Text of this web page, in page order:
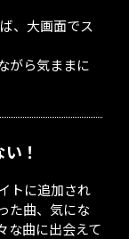
、大画面でス
がら気ままに
！
トに追加され
た曲、気にな
な曲に出会えて